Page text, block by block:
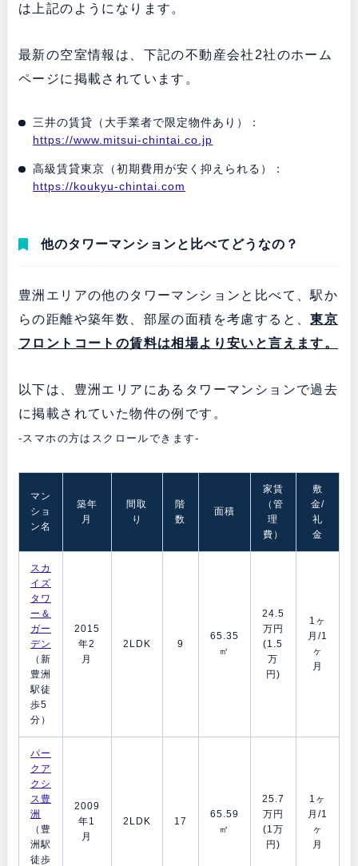
は上記のようになります。
最新の空室情報は、下記の不動産会社2社のホーム
ページに掲載されています。
三井の賃貸（大手業者で限定物件あり）：
https://www.mitsui-chintai.co.jp
高級賃貸東京（初期費用が安く抑えられる）：
https://koukyu-chintai.com
他のタワーマンションと比べてどうなの？
豊洲エリアの他のタワーマンションと比べて、駅か
らの距離や築年数、部屋の面積を考慮すると、東京
フロントコートの賃料は相場より安いと言えます。
以下は、豊洲エリアにあるタワーマンションで過去
に掲載されていた物件の例です。
-スマホの方はスクロールできます-
マン
ショ
ン名
築年
月
間取
り
階
数
面積
家賃
（管
理
費）
敷
金/
礼
金
スカ
イズ
タワ
ー＆
ガー
デン
（新
豊洲
駅徒
歩5
分）
2015
年2
月
2LDK 9
65.35
㎡
24.5
万円
(1.5
万
円)
1ヶ
月/1
ヶ
月
パー
クア
クシ
ス豊
洲
（豊
洲駅
徒歩
2009
年1
月
2LDK 17
65.59
㎡
25.7
万円
(1万
円)
1ヶ
月/1
ヶ
月